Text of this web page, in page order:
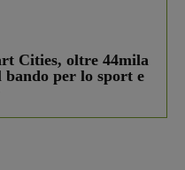
Cities, oltre 44mila
per lo sport e